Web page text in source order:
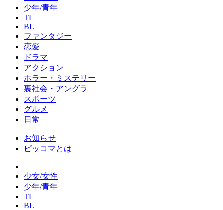
少年/青年
TL
BL
ファンタジー
恋愛
ドラマ
アクション
ホラー・ミステリー
裏社会・アングラ
スポーツ
グルメ
日常
お知らせ
ピッコマとは
少女/女性
少年/青年
TL
BL